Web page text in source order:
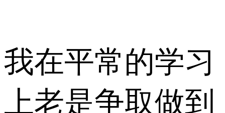
我在平常的学习
上老是争取做到